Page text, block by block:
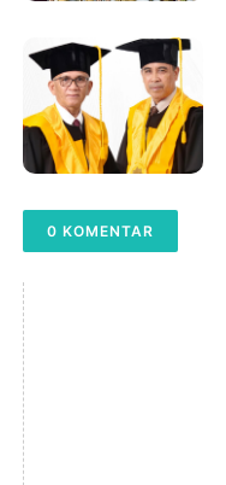
0 KOMENTAR